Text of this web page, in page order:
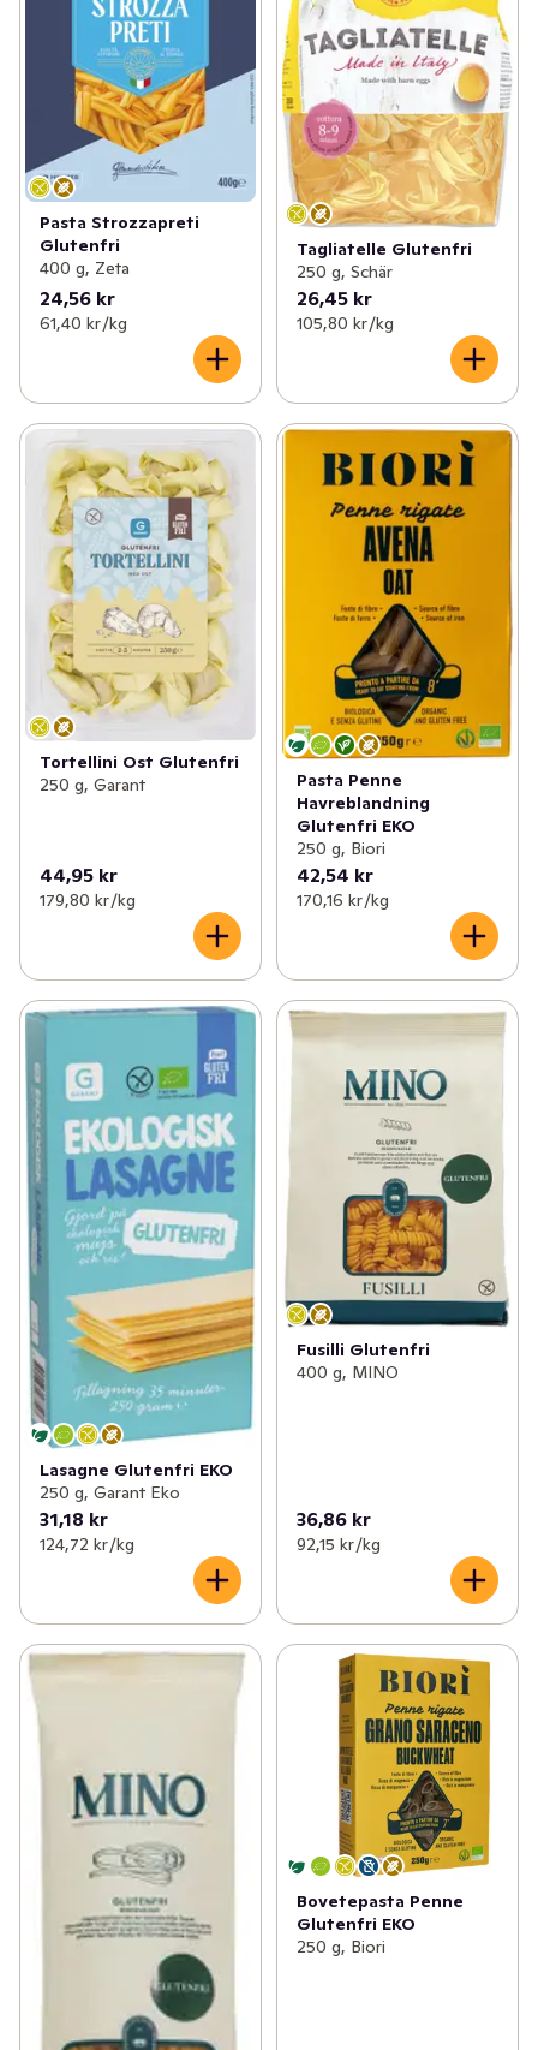
Pasta Strozzapreti
Glutenfri
400 g, Zeta
24,56 kr
61,40 kr /kg
Tagliatelle Glutenfri
250 g, Schär
26,45 kr
105,80 kr /kg
Tortellini Ost Glutenfri
250 g, Garant
44,95 kr
179,80 kr /kg
Pasta Penne
Havreblandning
Glutenfri EKO
250 g, Biori
42,54 kr
170,16 kr /kg
Lasagne Glutenfri EKO
250 g, Garant Eko
31,18 kr
124,72 kr /kg
Fusilli Glutenfri
400 g, MINO
36,86 kr
92,15 kr /kg
Bovetepasta Penne
Glutenfri EKO
250 g, Biori